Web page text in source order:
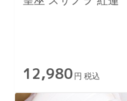
12,980 円 税込